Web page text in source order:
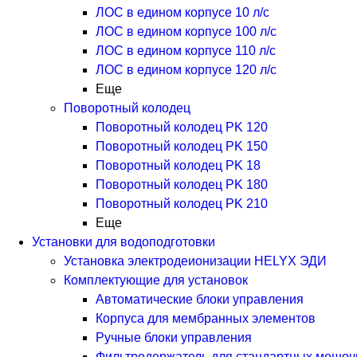
ЛОС в едином корпусе 10 л/с
ЛОС в едином корпусе 100 л/с
ЛОС в едином корпусе 110 л/с
ЛОС в едином корпусе 120 л/с
Еще
Поворотный колодец
Поворотный колодец PK 120
Поворотный колодец PK 150
Поворотный колодец PK 18
Поворотный колодец PK 180
Поворотный колодец PK 210
Еще
Установки для водоподготовки
Установка электродеионизации HELYX ЭДИ
Комплектующие для установок
Автоматические блоки управления
Корпуса для мембранных элементов
Ручные блоки управления